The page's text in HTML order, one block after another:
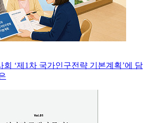
회 ‘제1차 국가인구전략 기본계획’에 담